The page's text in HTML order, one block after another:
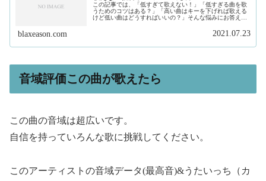
この記事では、「低すぎて歌えない！」「低すぎる曲を歌
うためのコツはある？」「高い曲はキーを下げれば歌える
けど低い曲はどうすればいいの？」そんな悩みにお答えし
blaxeason.com 2021.07.23
音域評価この曲が歌えたら
この曲の音域は超広いです。
自信を持っていろんな歌に挑戦してください。
このアーティストの音域データ(最高音)&うたいっち（カ